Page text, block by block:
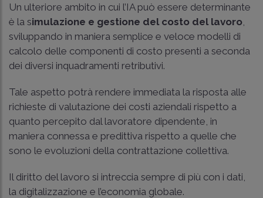
Un ulteriore ambito in cui l’IA può essere determinante
è la simulazione e gestione del costo del lavoro
sviluppando in maniera semplice e veloce modelli di
calcolo delle componenti di costo presenti a seconda
dei diversi inquadramenti retributivi.
Tale aspetto potrà rendere immediata la risposta alle
richieste di valutazione dei costi aziendali rispetto a
quanto percepito dal lavoratore dipendente, in
maniera connessa e predittiva rispetto a quelle che
sono le evoluzioni della contrattazione collettiva.
Il diritto del lavoro si intreccia sempre di più con i dati,
la digitalizzazione e l’economia globale.